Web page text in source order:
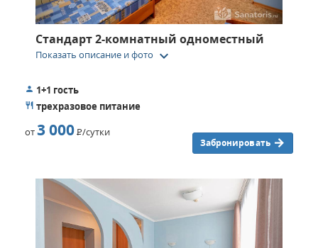
Стандарт 2-комнатный одноместный
Показать описание и фото keyboard_arrow_down
1+1 гость
трехразовое питание
от3 000Р/сутки
Забронировать